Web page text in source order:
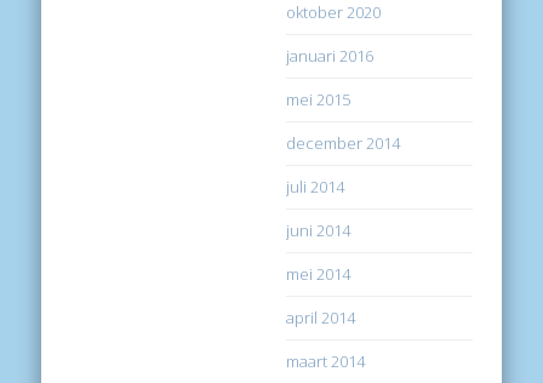
oktober 2020
januari 2016
mei 2015
december 2014
juli 2014
juni 2014
mei 2014
april 2014
maart 2014